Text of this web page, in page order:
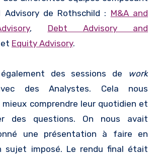
Advisory de Rothschild : M&A and
, Debt Advisory and
et Equity Advisory.
des sessions de work
des Analystes. Cela nous
comprendre leur quotidien et
des questions. On nous avait
une présentation à faire en
sujet imposé. Le rendu final était